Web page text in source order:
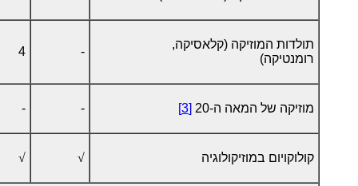
תולדות המוזיקה (קלאסיקה,
רומנטיקה)
-
4
מוזיקה של המאה ה-20 [3]
-
-
קולוקויום במוזיקולוגיה √
√